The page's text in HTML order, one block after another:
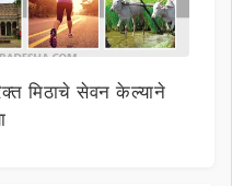
मिठाचे सेवन केल्याने